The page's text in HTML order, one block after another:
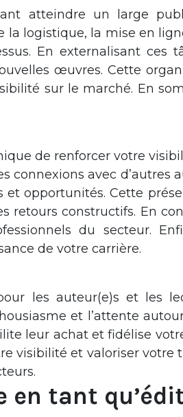
atteindre un large
la logistique, la mise en
En externalisant ces
œuvres. Cette
sur le marché. En
de renforcer votre
avec d’autres
opportunités. Cette
retours constructifs. En
du secteur.
de votre carrière.
les auteur(e)s et les
et l’attente
leur achat et fidélise
visibilité et valoriser votre
en tant